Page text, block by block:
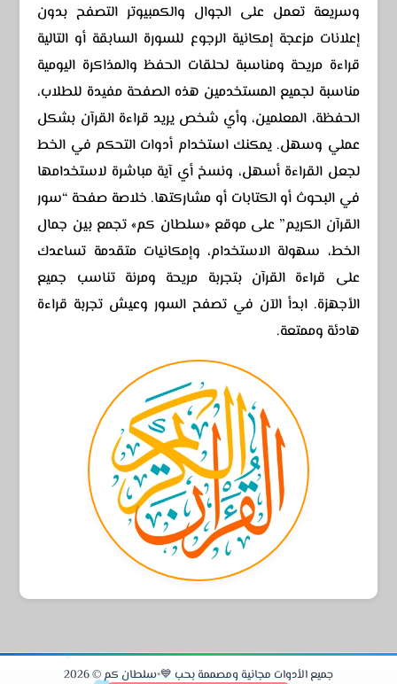
وسريعة تعمل على الجوال والكمبيوتر التصفح بدون
إعلانات مزعجة إمكانية الرجوع للسورة السابقة أو التالية
قراءة مريحة ومناسبة لحلقات الحفظ والمذاكرة اليومية
مناسبة لجميع المستخدمين هذه الصفحة مفيدة للطلاب،
الحفظة، المعلمين، وأي شخص يريد قراءة القرآن بشكل
عملي وسهل. يمكنك استخدام أدوات التحكم في الخط
لجعل القراءة أسهل، ونسخ أي آية مباشرة لاستخدامها
في البحوث أو الكتابات أو مشاركتها. خلاصة صفحة “سور
القرآن الكريم” على موقع «سلطان كم» تجمع بين جمال
الخط، سهولة الاستخدام، وإمكانيات متقدمة تساعدك
على قراءة القرآن بتجربة مريحة ومرنة تناسب جميع
الأجهزة. ابدأ الآن في تصفح السور وعيش تجربة قراءة
هادئة وممتعة.
جميع الأدوات مجانية ومصممة بحب 💙•سلطان كم © 2026